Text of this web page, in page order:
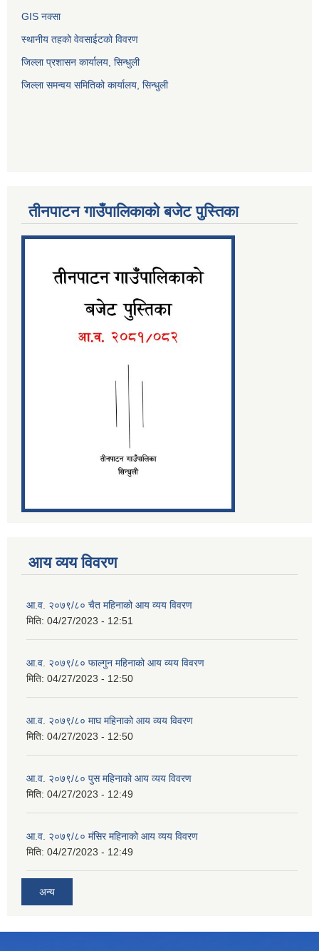
GIS नक्सा
स्थानीय तहको वेवसाईटको विवरण
जिल्ला प्रशासन कार्यालय, सिन्धुली
जिल्ला समन्वय समितिको कार्यालय, सिन्धुली
तीनपाटन गाउँपालिकाको बजेट पुस्तिका
आय व्यय विवरण
आ.व. २०७९/८० चैत महिनाको आय व्यय विवरण
मिति: 04/27/2023 - 12:51
आ.व. २०७९/८० फाल्गुन महिनाको आय व्यय विवरण
मिति: 04/27/2023 - 12:50
आ.व. २०७९/८० माघ महिनाको आय व्यय विवरण
मिति: 04/27/2023 - 12:50
आ.व. २०७९/८० पुस महिनाको आय व्यय विवरण
मिति: 04/27/2023 - 12:49
आ.व. २०७९/८० मंसिर महिनाको आय व्यय विवरण
मिति: 04/27/2023 - 12:49
अन्य